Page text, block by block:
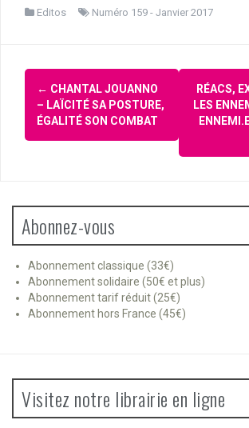
Editos Numéro 159 - Janvier 2017
Navigation
d'article
← CHANTAL JOUANNO
– LAÏCITÉ SA POSTURE,
ÉGALITÉ SON COMBAT
RÉACS,
LES
Abonnez-vous
Abonnement classique (33€)
Abonnement solidaire (50€ et plus)
Abonnement tarif réduit (25€)
Abonnement hors France (45€)
Visitez notre librairie en ligne